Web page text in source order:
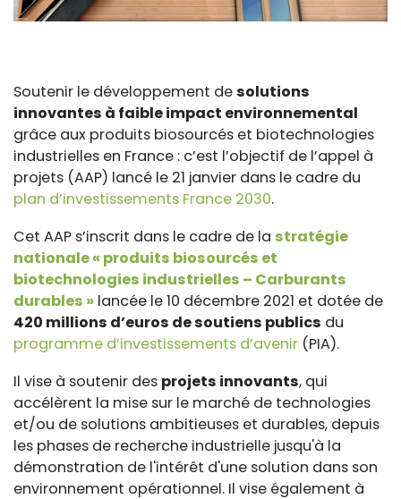
Soutenir le développement desolutions
innovantes à faible impact environnemental
grâce aux produits biosourcés et biotechnologies
industrielles en France : c’est l’objectif de l’appel à
projets (AAP) lancé le 21 janvier dans le cadre du
plan d’investissements France 2030.
Cet AAP s’inscrit dans le cadre de la stratégie
nationale « produits biosourcés et
biotechnologies industrielles – Carburants
durables » lancée le 10 décembre 2021 et dotée de
420 millions d’euros de soutiens publics du
programme d’investissements d’avenir (PIA).
Il vise à soutenir des projets innovants, qui
accélèrent la mise sur le marché de technologies
et/ou de solutions ambitieuses et durables, depuis
les phases de recherche industrielle jusqu'à la
démonstration de l'intérêt d'une solution dans son
environnement opérationnel. Il vise également à